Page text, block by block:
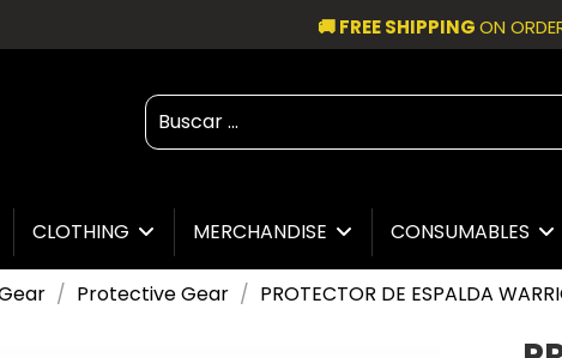
🚚 FREE SHIPPINGON
CLOTHING MERCHANDISE CONSUMABLES
Protective Gear PROTECTOR DE ESPALDA